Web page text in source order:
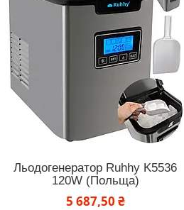
Льодогенератор Ruhhy K5536
120W (Польща)
5 687,50 ₴